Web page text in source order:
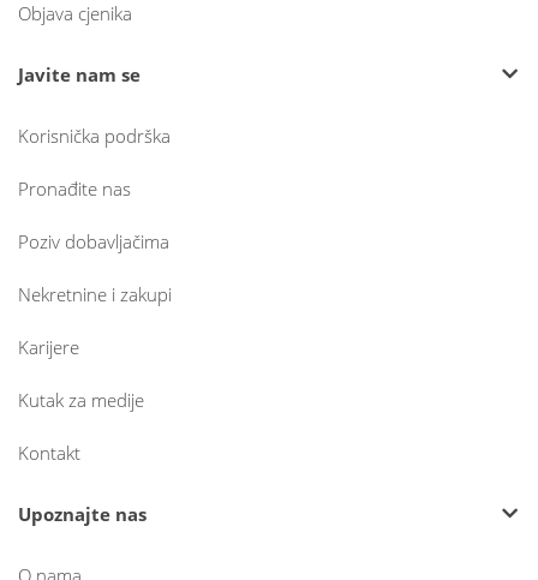
Objava cjenika
Javite nam se
Korisnička podrška
Pronađite nas
Poziv dobavljačima
Nekretnine i zakupi
Karijere
Kutak za medije
Kontakt
Upoznajte nas